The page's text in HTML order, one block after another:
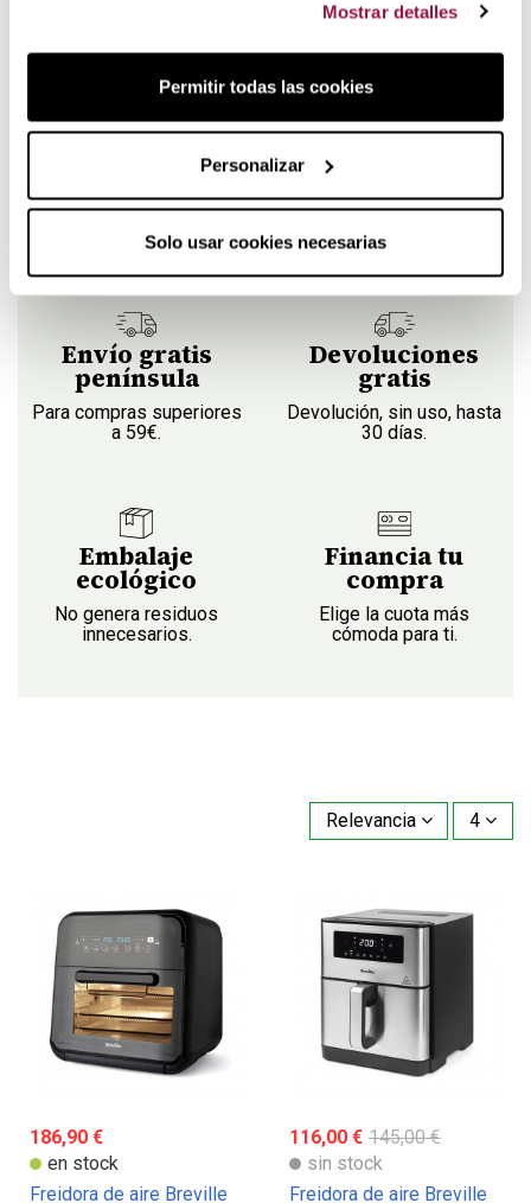
Mostrar detalles
Permitir todas las cookies
Personalizar
Solo usar cookies necesarias
España
Envío gratis
península
Para compras superiores
a 59€.
Devoluciones
gratis
Devolución, sin uso, hasta
30 días.
Embalaje
ecológico
No genera residuos
innecesarios.
Financia tu
compra
Elige la cuota más
cómoda para ti.
Relevancia 4
186,90 €
en stock
Freidora de aire Breville
116,00 € 145,00 €
sin stock
Freidora de aire Breville